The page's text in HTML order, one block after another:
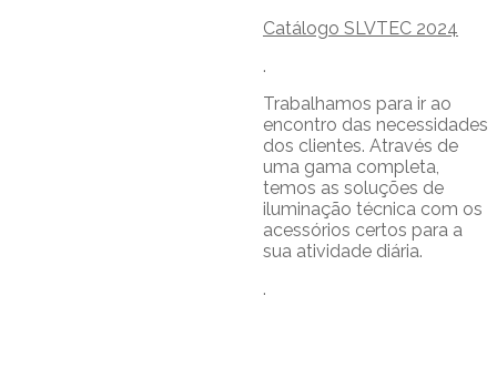
Catálogo SLVTEC 2024
.
Trabalhamos para ir ao
encontro das necessidades
dos clientes. Através de
uma gama completa,
temos as soluções de
iluminação técnica com os
acessórios certos para a
sua atividade diária.
.